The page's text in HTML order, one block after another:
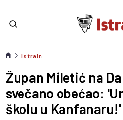
IstraIn
Župan Miletić na
svečano obećao:
školu u Kanfanaru!'